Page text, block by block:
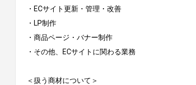
・ECサイト更新・管理・改善
・LP制作
・商品ページ・バナー制作
・その他、ECサイトに関わる業務
＜扱う商材について＞